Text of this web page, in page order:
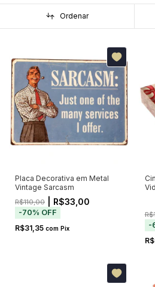
Ordenar
Placa Decorativa em Metal
Vintage Sarcasm
R$110,00 | R$33,00
-70% OFF
R$31,35 com Pix -